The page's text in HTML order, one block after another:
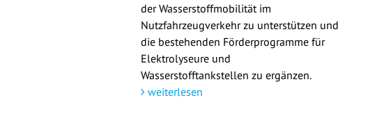
der Wasserstoffmobilität im
Nutzfahrzeugverkehr zu unterstützen und
die bestehenden Förderprogramme für
Elektrolyseure und
Wasserstofftankstellen zu ergänzen.
weiterlesen